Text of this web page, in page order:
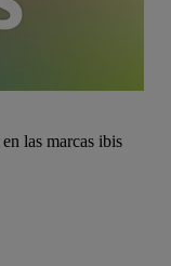
en las marcas ibis